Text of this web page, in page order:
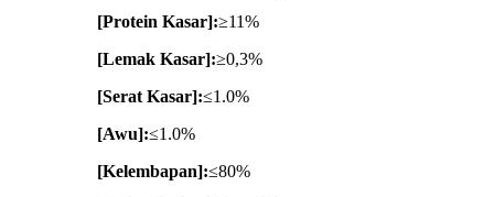
[Protein Kasar]:≥11%
[Lemak Kasar]:≥0,3%
[Serat Kasar]:≤1.0%
[Awu]:≤1.0%
[Kelembapan]:≤80%